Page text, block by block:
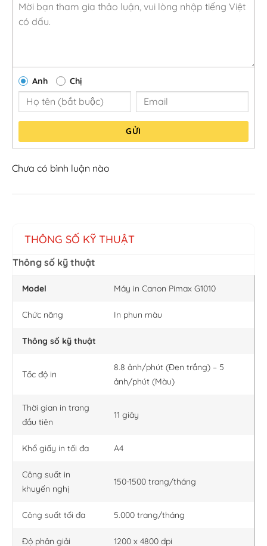
Anh Chị
GỬI
Chưa có bình luận nào
THÔNG SỐ KỸ THUẬT
Thông số kỹ thuật
Model Máy in Canon Pimax G1010
Chức năng In phun màu
Thông số kỹ thuật
Tốc độ in
8.8 ảnh/phút (Đen trắng) – 5
ảnh/phút (Màu)
Thời gian in trang
đầu tiên
11 giây
Khổ giấy in tối đa A4
Công suất in
khuyến nghị
150-1500 trang/tháng
Công suất tối đa 5.000 trang/tháng
Độ phân giải 1200 x 4800 dpi